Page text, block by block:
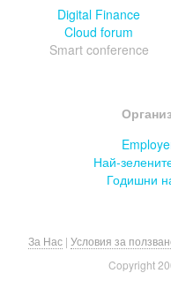
Digital Finance
Cloud forum
Smart conference
Най-
Годишни
За Нас | Условия за
Copyright